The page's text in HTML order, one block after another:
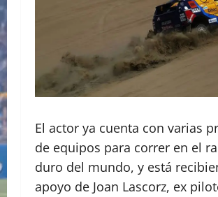
El actor ya cuenta con varias
de equipos para correr en el
duro del mundo, y está
apoyo de Joan Lascorz, ex